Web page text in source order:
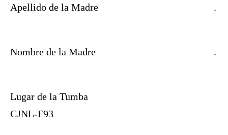
Apellido de la Madre .
Nombre de la Madre .
Lugar de la Tumba
CJNL-F93